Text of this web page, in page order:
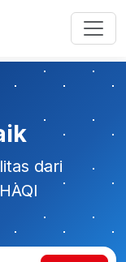
dari